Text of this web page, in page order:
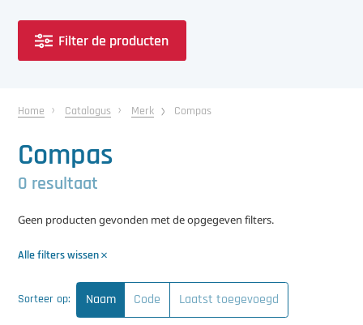
Gewasbescherming
Ontvochtiging
Reinigingsmachines
Ventilatoren
Home Catalogus Merk Compas
Compas
0 resultaat
Geen producten gevonden met de opgegeven filters.
Alle filters wissen
Sorteer op: Naam Code Laatst toegevoegd